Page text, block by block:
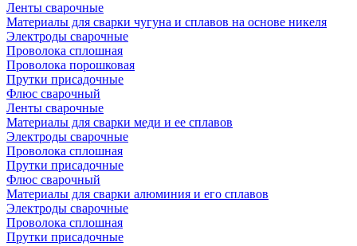
Ленты сварочные
Материалы для сварки чугуна и сплавов на основе никеля
Электроды сварочные
Проволока сплошная
Проволока порошковая
Прутки присадочные
Флюс сварочный
Ленты сварочные
Материалы для сварки меди и ее сплавов
Электроды сварочные
Проволока сплошная
Прутки присадочные
Флюс сварочный
Материалы для сварки алюминия и его сплавов
Электроды сварочные
Проволока сплошная
Прутки присадочные